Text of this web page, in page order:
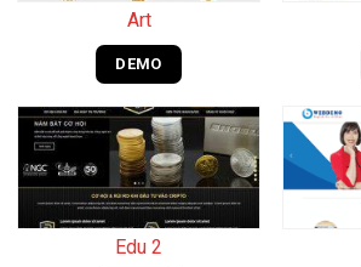
Art
DEMO
Edu 2